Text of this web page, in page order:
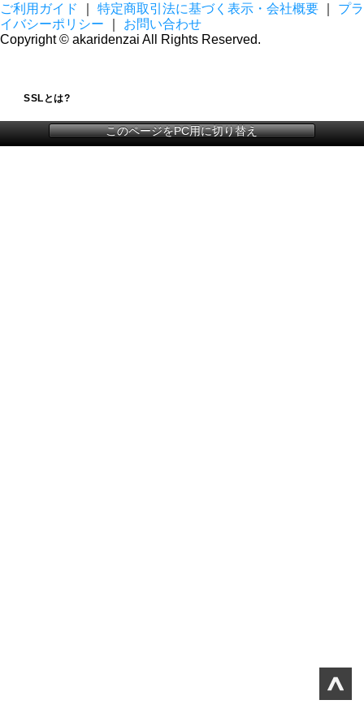
ご利用ガイド
特定商取引法に基づく表示・会社概要
プラ
イバシーポリシー
お問い合わせ
Copyright © akaridenzai All Rights Reserved.
SSLとは?
このページをPC用に切り替え